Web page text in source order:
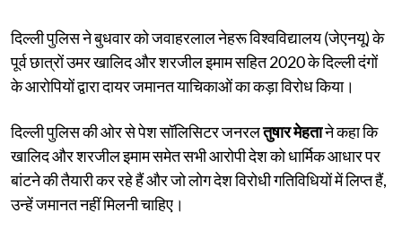
दिल्ली पुलिस ने बुधवार को जवाहरलाल नेहरू विश्वविद्यालय (जेएनयू) के
पूर्व छात्रों उमर खालिद और शरजील इमाम सहित 2020 के दिल्ली दंगों
के आरोपियों द्वारा दायर जमानत याचिकाओं का कड़ा विरोध किया।
दिल्ली पुलिस की ओर से पेश सॉलिसिटर जनरलतुषार मेहताने कहा कि
खालिद और शरजील इमाम समेत सभी आरोपी देश को धार्मिक आधार पर
बांटने की तैयारी कर रहे हैं और जो लोग देश विरोधी गतिविधियों में लिप्त हैं,
उन्हें जमानत नहीं मिलनी चाहिए।